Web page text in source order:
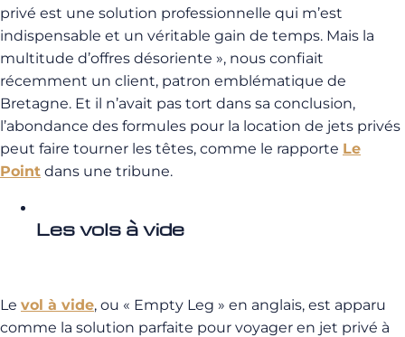
privé est une solution professionnelle qui m’est
indispensable et un véritable gain de temps. Mais la
multitude d’offres désoriente », nous confiait
récemment un client, patron emblématique de
Bretagne. Et il n’avait pas tort dans sa conclusion,
l’abondance des formules pour la location de jets privés
peut faire tourner les têtes, comme le rapporte Le
Point dans une tribune.
Les vols à vide
Le vol à vide, ou « Empty Leg » en anglais, est apparu
comme la solution parfaite pour voyager en jet privé à